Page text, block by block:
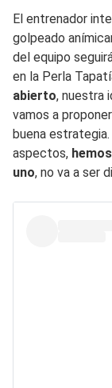
El entrenador
golpeado
del equipo
en la Perla
abierto, nuestra
vamos a
buena
aspectos,
uno, no va a ser